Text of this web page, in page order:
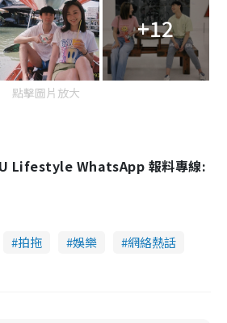
+12
點擊圖片放大
Lifestyle WhatsApp 報料專線:
拍拖 娛樂
網絡熱話